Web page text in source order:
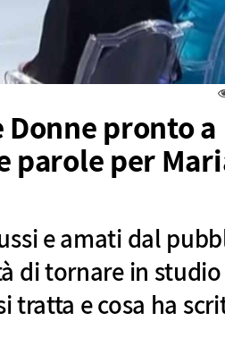
Donne pronto a
parole per
e amati dal
di tornare in
tratta e cosa ha